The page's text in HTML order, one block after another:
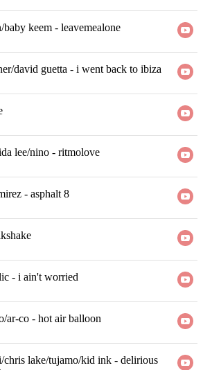
baby keem - leavemealone
david guetta - i went back to ibiza
lee/nino - ritmolove
- asphalt 8
- i ain't worried
ar-co - hot air balloon
chris lake/tujamo/kid ink - delirious